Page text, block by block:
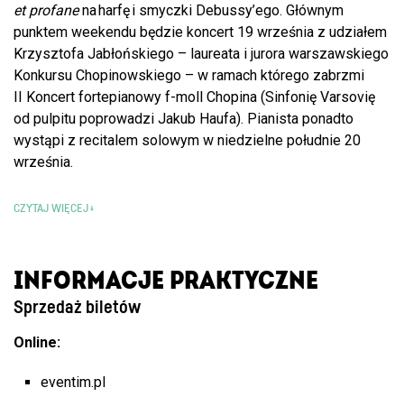
et profanena harfę i smyczki Debussy’ego. Głównym
punktem weekendu będzie koncert 19 września z udziałem
Krzysztofa Jabłońskiego – laureata i jurora warszawskiego
Konkursu Chopinowskiego – w ramach którego zabrzmi
II Koncert fortepianowy f-moll Chopina (Sinfonię Varsovię
od pulpitu poprowadzi Jakub Haufa). Pianista ponadto
wystąpi z recitalem solowym w niedzielne południe 20
września.
CZYTAJ WIĘCEJ
INFORMACJE PRAKTYCZNE
Sprzedaż biletów
Online:
eventim.pl